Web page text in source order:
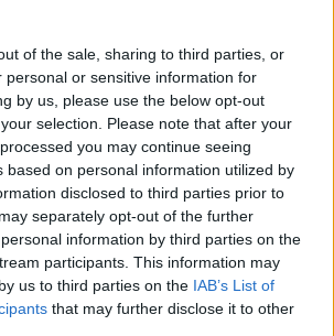
of the sale, sharing to third parties, or
personal or sensitive information for
by us, please use the below opt-out
selection. Please note that after your
you may continue seeing
based on personal information utilized by
disclosed to third parties prior to
separately opt-out of the further
information by third parties on the
participants. This information may
us to third parties on the IAB’s List of
that may further disclose it to other